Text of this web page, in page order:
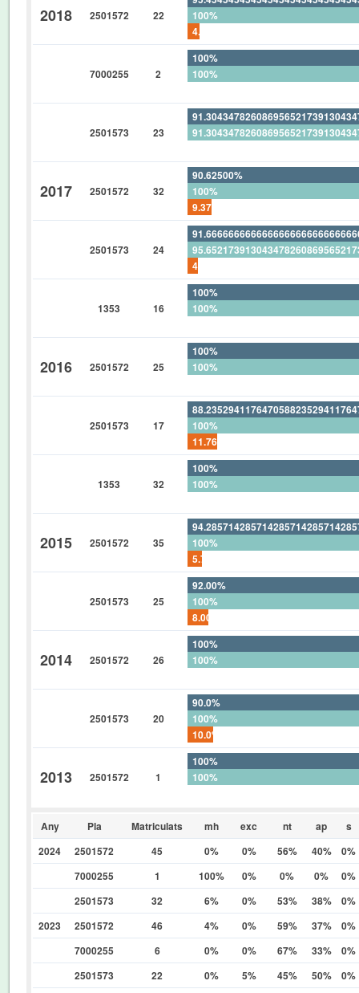
2018 2501572 22
100%
7000255 2
100%
100%
2501573 23
2017 2501572 32
90.62500%
100%
9.37500%
2501573 24
1353 16
100%
100%
2016 2501572 25
100%
100%
2501573 17
100%
1353 32
100%
100%
2015 2501572 35
100%
2501573 25
92.00%
100%
8.00%
2014 2501572 26
100%
100%
2501573 20
90.0%
100%
10.0%
2013 2501572 1
100%
100%
Any Pla Matriculats mh exc nt ap
s
2024
2501572 45 0% 0% 56% 40%
0%
7000255
1 100% 0% 0% 0%
0%
2501573
32 6% 0% 53% 38%
0%
2023
2501572 46 4% 0% 59% 37%
0%
7000255
6 0% 0% 67% 33%
0%
2501573
22 0% 5% 45% 50%
0%